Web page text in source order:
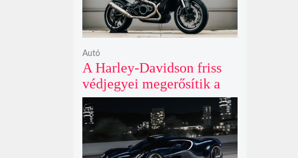
A Harley-Davidson friss
védjegyei megerősítik a
lenyűgöző café racer és
flat tracker szériagyártását
Autó